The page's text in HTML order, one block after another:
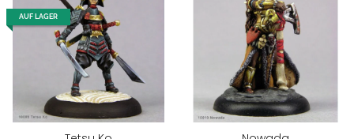
AUF LAGER